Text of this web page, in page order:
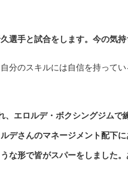
選手と試合をします。今の気持
分のスキルには自信を持って
エロルデ・ボクシングジムで
デさんのマネージメント配下
な形で皆がスパーをしました